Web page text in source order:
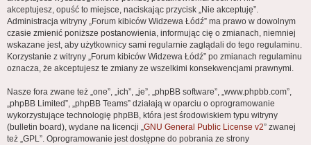
akceptujesz, opuść to miejsce, naciskając przycisk „Nie akceptuję”.
Administracja witryny „Forum kibiców Widzewa Łódź” ma prawo w dowolnym
czasie zmienić poniższe postanowienia, informując cię o zmianach, niemniej
wskazane jest, aby użytkownicy sami regularnie zaglądali do tego regulaminu.
Korzystanie z witryny „Forum kibiców Widzewa Łódź” po zmianach regulaminu
oznacza, że akceptujesz te zmiany ze wszelkimi konsekwencjami prawnymi.
Nasze fora zwane też „one”, „ich”, „je”, „phpBB software”, „www.phpbb.com”,
„phpBB Limited”, „phpBB Teams” działają w oparciu o oprogramowanie
wykorzystujące technologię phpBB, która jest środowiskiem typu witryny
(bulletin board), wydane na licencji „GNU General Public License v2” zwanej
też „GPL”. Oprogramowanie jest dostępne do pobrania ze strony